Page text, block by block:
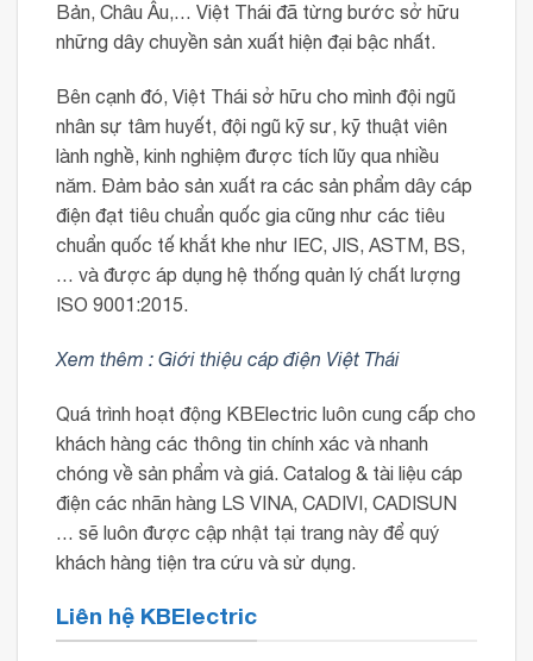
Bản, Châu Âu,… Việt Thái đã từng bước sở hữu
những dây chuyền sản xuất hiện đại bậc nhất.
Bên cạnh đó, Việt Thái sở hữu cho mình đội ngũ
nhân sự tâm huyết, đội ngũ kỹ sư, kỹ thuật viên
lành nghề, kinh nghiệm được tích lũy qua nhiều
năm. Đảm bảo sản xuất ra các sản phẩm dây cáp
điện đạt tiêu chuẩn quốc gia cũng như các tiêu
chuẩn quốc tế khắt khe như IEC, JIS, ASTM, BS,
… và được áp dụng hệ thống quản lý chất lượng
ISO 9001:2015.
Xem thêm : Giới thiệu cáp điện Việt Thái
Quá trình hoạt động KBElectric luôn cung cấp cho
khách hàng các thông tin chính xác và nhanh
chóng về sản phẩm và giá. Catalog & tài liệu cáp
điện các nhãn hàng LS VINA, CADIVI, CADISUN
… sẽ luôn được cập nhật tại trang này để quý
khách hàng tiện tra cứu và sử dụng.
Liên hệ KBElectric